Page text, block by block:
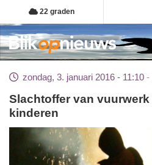
Overslaan
en
naar
de
gaan
22 graden
zondag, 3. januari 2016 - 11:10
Slachtoffer van vuurwerk bijna voor de helft
kinderen